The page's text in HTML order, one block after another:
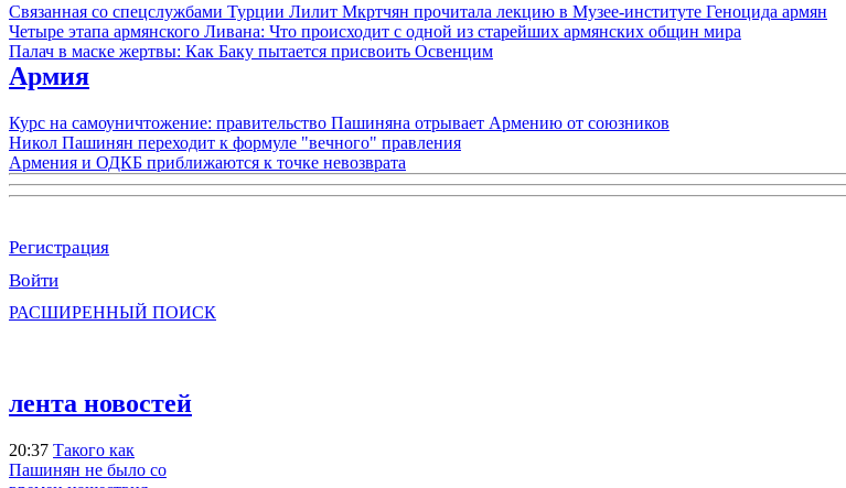
Связанная со спецслужбами Турции Лилит Мкртчян прочитала лекцию в Музее-институте Геноцида армян
Четыре этапа армянского Ливана: Что происходит с одной из старейших армянских общин мира
Палач в маске жертвы: Как Баку пытается присвоить Освенцим
Армия
Курс на самоуничтожение: правительство Пашиняна отрывает Армению от союзников
Никол Пашинян переходит к формуле "вечного" правления
Армения и ОДКБ приближаются к точке невозврата
Регистрация
Войти
РАСШИРЕННЫЙ ПОИСК
лента новостей
20:37 Такого как
Пашинян не было со